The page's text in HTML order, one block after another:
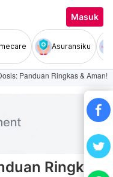
Masuk
Asuransiku
Panduan Ringkas & Aman!
Ringkas